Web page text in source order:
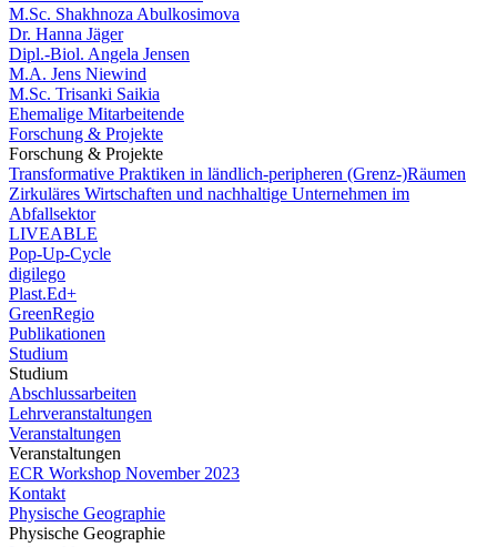
M.Sc. Shakhnoza Abulkosimova
Dr. Hanna Jäger
Dipl.-Biol. Angela Jensen
M.A. Jens Niewind
M.Sc. Trisanki Saikia
Ehemalige Mitarbeitende
Forschung & Projekte
Forschung & Projekte
Transformative Praktiken in ländlich-peripheren (Grenz-)Räumen
Zirkuläres Wirtschaften und nachhaltige Unternehmen im
Abfallsektor
LIVEABLE
Pop-Up-Cycle
digilego
Plast.Ed+
GreenRegio
Publikationen
Studium
Studium
Abschlussarbeiten
Lehrveranstaltungen
Veranstaltungen
Veranstaltungen
ECR Workshop November 2023
Kontakt
Physische Geographie
Physische Geographie